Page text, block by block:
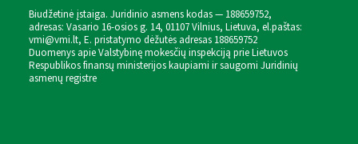
Biudžetinė įstaiga. Juridinio asmens kodas — 188659752,
adresas: Vasario 16-osios g. 14, 01107 Vilnius, Lietuva, el.paštas:
vmi@vmi.lt, E. pristatymo dėžutės adresas 188659752
Duomenys apie Valstybinę mokesčių inspekciją prie Lietuvos
Respublikos finansų ministerijos kaupiami ir saugomi Juridinių
asmenų registre